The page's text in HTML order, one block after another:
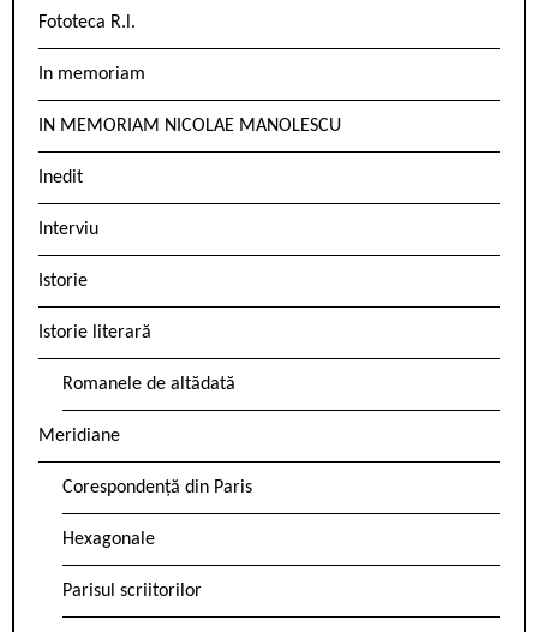
Fototeca R.l.
In memoriam
IN MEMORIAM NICOLAE MANOLESCU
Inedit
Interviu
Istorie
Istorie literară
Romanele de altădată
Meridiane
Corespondență din Paris
Hexagonale
Parisul scriitorilor